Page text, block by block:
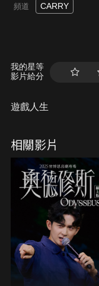
頻道 CARRY
我的星等
影片給分
遊戲人生
相關影片